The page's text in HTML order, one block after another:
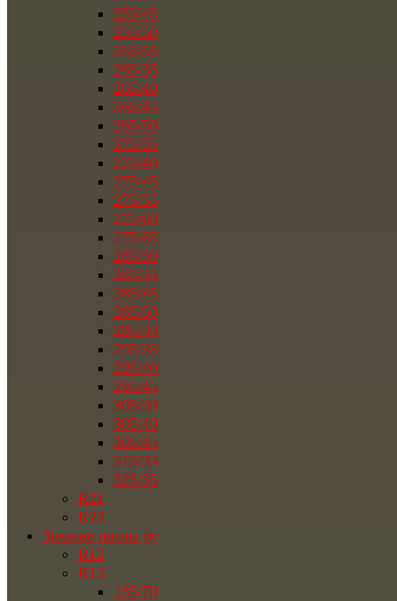
255/45
255/50
255/55
265/35
265/40
265/45
265/50
275/35
275/40
275/45
275/55
275/60
275/65
285/30
285/35
285/45
285/50
295/30
295/35
295/40
295/45
305/30
305/40
305/45
315/35
325/35
R21
R22
Зимние шины бу
R12
R13
135/70